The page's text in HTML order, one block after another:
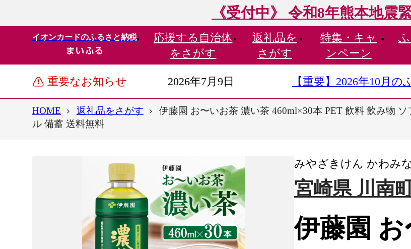
《受付中》 令和8年熊本地震
イオンカードのふるさと納税 応援する 自治体
をさがす
返礼品を
さがす
特集・ キャ
ンペーン
重要なお知らせ 2026年7月9日 【重要】2026年10月
HOME 返礼品をさがす
伊藤園 お〜いお茶 濃い茶 460ml×30本 PET 飲料 飲み物
ル 備蓄 送料無料
みやざきけん かわみ
宮崎県 川南
伊藤園